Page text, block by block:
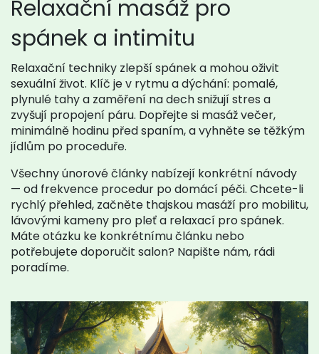
Relaxační masáž pro
spánek a intimitu
Relaxační techniky zlepší spánek a mohou oživit
sexuální život. Klíč je v rytmu a dýchání: pomalé,
plynulé tahy a zaměření na dech snižují stres a
zvyšují propojení páru. Dopřejte si masáž večer,
minimálně hodinu před spaním, a vyhněte se těžkým
jídlům po proceduře.
Všechny únorové články nabízejí konkrétní návody
— od frekvence procedur po domácí péči. Chcete-li
rychlý přehled, začněte thajskou masáží pro mobilitu,
lávovými kameny pro pleť a relaxací pro spánek.
Máte otázku ke konkrétnímu článku nebo
potřebujete doporučit salon? Napište nám, rádi
poradíme.